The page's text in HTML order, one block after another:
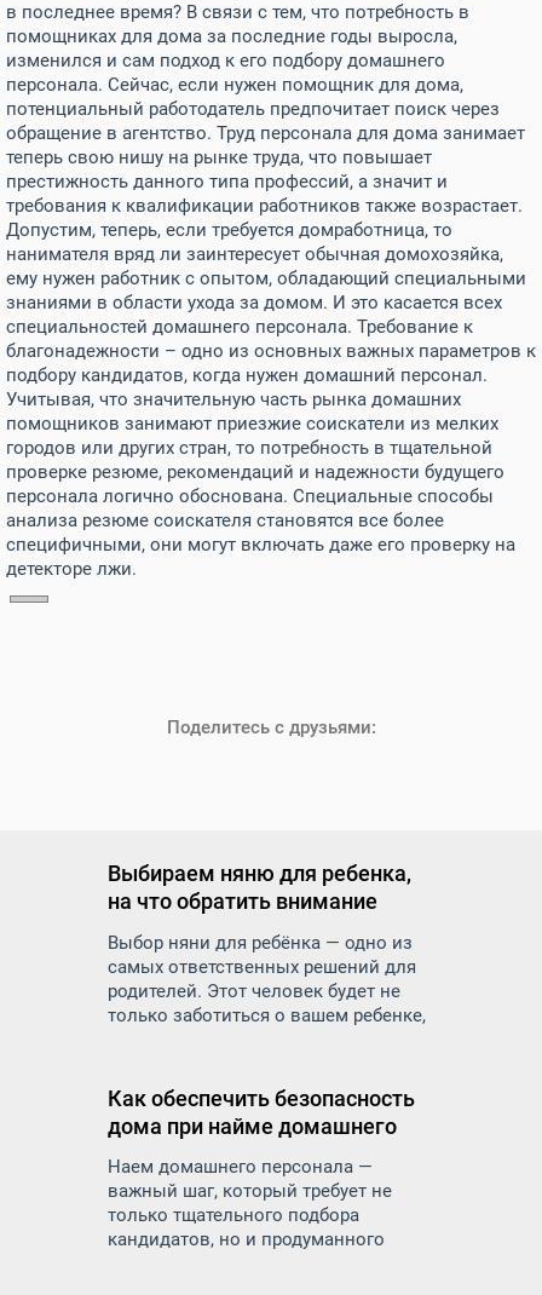
в последнее время? В связи с тем, что потребность в
помощниках для дома за последние годы выросла,
изменился и сам подход к его подбору домашнего
персонала. Сейчас, если нужен помощник для дома,
потенциальный работодатель предпочитает поиск через
обращение в агентство. Труд персонала для дома занимает
теперь свою нишу на рынке труда, что повышает
престижность данного типа профессий, а значит и
требования к квалификации работников также возрастает.
Допустим, теперь, если требуется домработница, то
нанимателя вряд ли заинтересует обычная домохозяйка,
ему нужен работник с опытом, обладающий специальными
знаниями в области ухода за домом. И это касается всех
специальностей домашнего персонала. Требование к
благонадежности – одно из основных важных параметров к
подбору кандидатов, когда нужен домашний персонал.
Учитывая, что значительную часть рынка домашних
помощников занимают приезжие соискатели из мелких
городов или других стран, то потребность в тщательной
проверке резюме, рекомендаций и надежности будущего
персонала логично обоснована. Специальные способы
анализа резюме соискателя становятся все более
специфичными, они могут включать даже его проверку на
детекторе лжи.
Поделитесь с друзьями:
Выбираем няню для ребенка,
на что обратить внимание
Выбор няни для ребёнка — одно из
самых ответственных решений для
родителей. Этот человек будет не
только заботиться о вашем ребенке,
эмоциональное состояние. Как же
правильно подойти к подбору няни и
на что обратить внимание, чтобы
найти надежного и
квалифицированного специалиста.
Как обеспечить безопасность
дома при найме домашнего
персонала
Наем домашнего персонала —
важный шаг, который требует не
только тщательного подбора
кандидатов, но и продуманного